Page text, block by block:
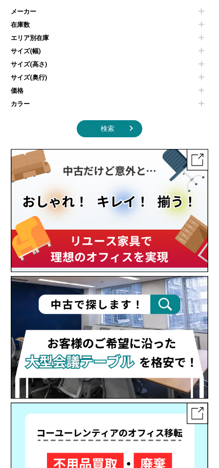
その他OA機器
コートハンガー・ポールハンガー
傘立て
食器棚・キッチンキャビネット
カタログスタンド
オフィスアクセサリーその他
カウンターテーブル
センターテーブル・サイドテーブル
ベンチ・スツール
ソファ
シェルフ
ダストボックス（ゴミ箱）
インテリア家具その他
冷蔵庫・洗濯機
空気清浄機・加湿器
液晶テレビ・モニター類
エアコン
掃除機
季節家電
メーカー
在庫数
エリア別在庫
サイズ(幅)
サイズ(高さ)
サイズ(奥行)
価格
カラー
検索